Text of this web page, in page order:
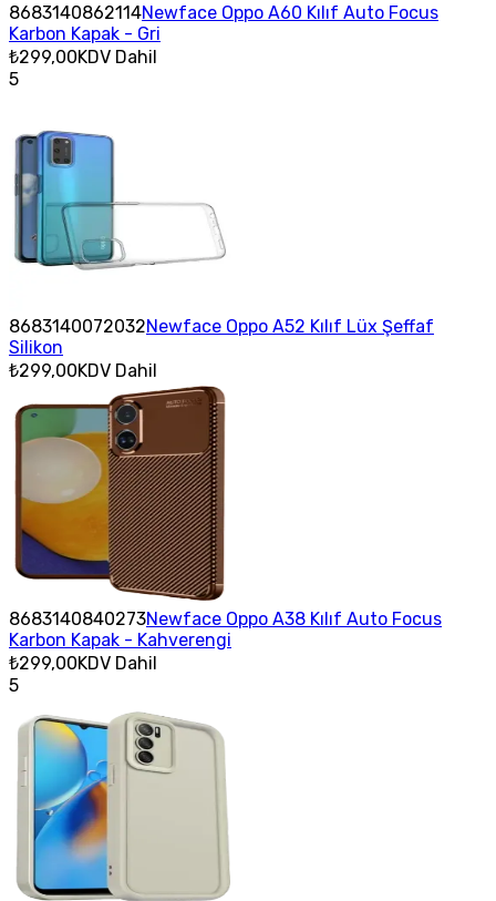
8683140862114Newface Oppo A60 Kılıf Auto Focus
Karbon Kapak - Gri
₺299,00KDV Dahil
5
8683140072032Newface Oppo A52 Kılıf Lüx Şeffaf
Silikon
₺299,00KDV Dahil
8683140840273Newface Oppo A38 Kılıf Auto Focus
Karbon Kapak - Kahverengi
₺299,00KDV Dahil
5